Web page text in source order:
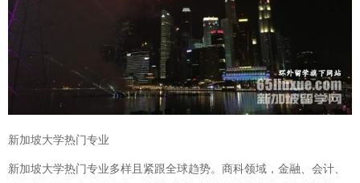
新加坡大学热门专业
新加坡大学热门专业多样且紧跟全球趋势。商科领域，金融、会计、